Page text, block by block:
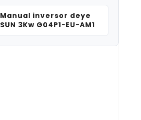
Manual inversor deye
SUN 3Kw G04P1-EU-AM1